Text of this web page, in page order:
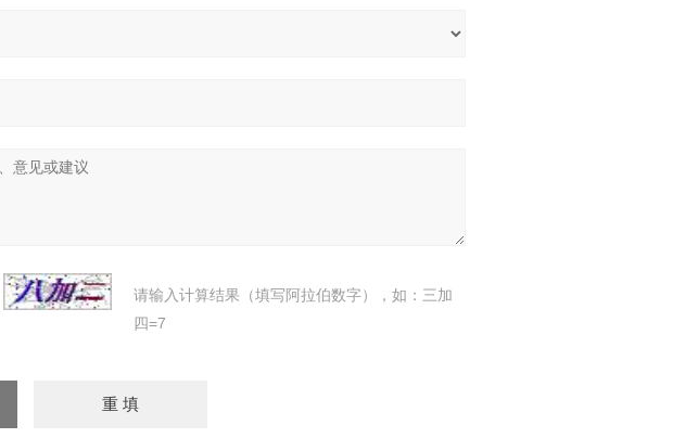
请输入计算结果（填写阿拉伯数字），如：三加
四=7